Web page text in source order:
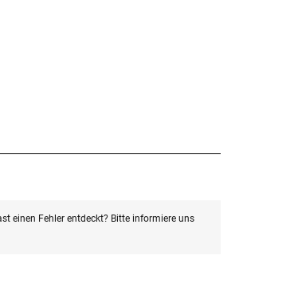
einen Fehler entdeckt? Bitte informiere uns